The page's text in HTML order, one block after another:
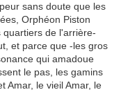
sans doute que les
Orphéon Piston
de l'arrière-
et parce que -les gros
qui amadoue
le pas, les gamins
Amar, le vieil Amar, le